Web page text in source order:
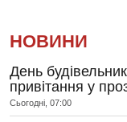
НОВИНИ
День
привітання у
Сьогодні, 07:00